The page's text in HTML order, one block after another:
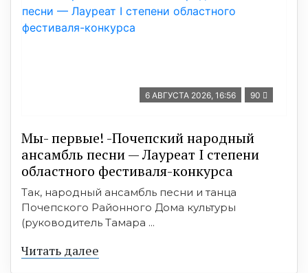
6 АВГУСТА 2026, 16:56 90
Мы- первые! -Почепский народный
ансамбль песни — Лауреат I степени
областного фестиваля-конкурса
Так, народный ансамбль песни и танца
Почепского Районного Дома культуры
(руководитель Тамара ...
Читать далее